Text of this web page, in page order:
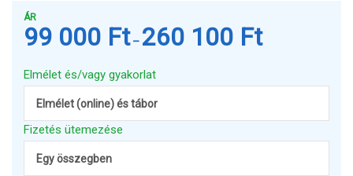
ÁR
99 000 Ft – 260 100 FtÁrtartomány:
-
100 Ft
Elmélet és/vagy gyakorlat
Elmélet (online) és tábor
Fizetés ütemezése
Egy összegben